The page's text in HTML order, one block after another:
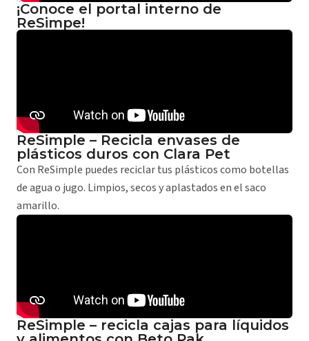
¡Conoce el portal interno de
ReSimpe!
ReSimple – Recicla envases de
plásticos duros con Clara Pet
Con ReSimple puedes reciclar tus plásticos como botellas
de agua o jugo. Limpios, secos y aplastados en el saco
amarillo.
ReSimple – recicla cajas para líquidos